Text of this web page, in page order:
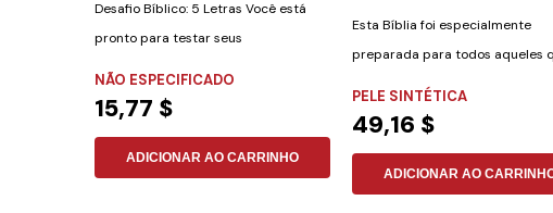
Desafio Bíblico: 5 Letras Você está
pronto para testar seus
NÃO ESPECIFICADO
15,77 $
ADICIONAR AO CARRINHO
Esta Bíblia foi especialmente
preparada para todos aqueles
desejam aprender...
PELE SINTÉTICA
49,16 $
ADICIONAR AO